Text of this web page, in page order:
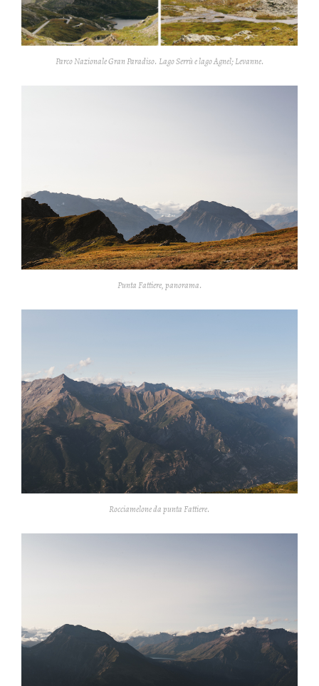
Parco Nazionale Gran Paradiso. Lago Serrù e lago Agnel; Levanne.
Punta Fattiere, panorama.
Rocciamelone da punta Fattiere.